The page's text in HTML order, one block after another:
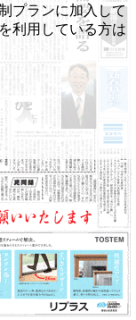
プランに加入して
利用している方は